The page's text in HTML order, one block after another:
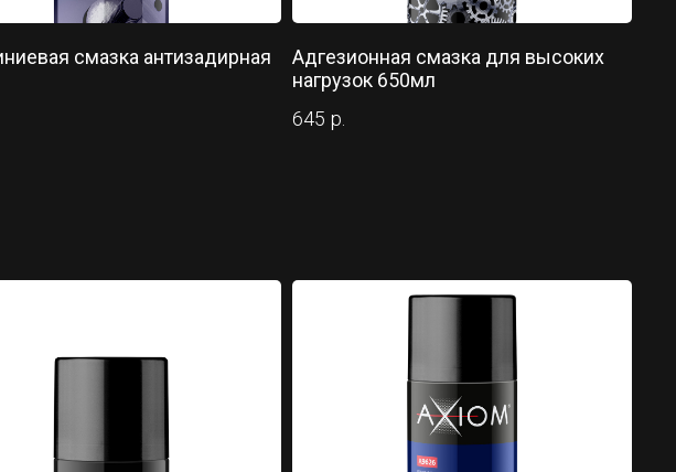
смазка антизадирная
Адгезионная смазка для высоких
нагрузок 650мл
645 р.